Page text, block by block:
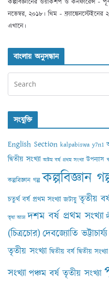
নভেম্বর, ২০১৮। থিম -
এখানে।
বাংলায় অনুসন্ধান
সংযুক্তি
English Section kalpabiswa y7n1
দ্বিতীয় সংখ্যা অষ্টম বর্ষ প্রথম সংখ্যা উপন্যাস
কল্পবিজ্ঞান গল্প কল্পবিজ্ঞান
চতুর্থ বর্ষ প্রথম সংখ্যা জটায়ু তৃতীয়
তৃষা আঢ‍্য দশম বর্ষ প্রথম সংখ্যা
(চিত্রচোর)দেবজ্যোতি ভট্টাচার্য্য
তৃতীয় সংখ্যা দ্বিতীয় বর্ষ দ্বিতীয় সংখ্যা
সংখ্যাপঞ্চম বর্ষ তৃতীয় সংখ্যা